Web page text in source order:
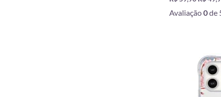
Avaliação0de
O
preço
original
era:
R$